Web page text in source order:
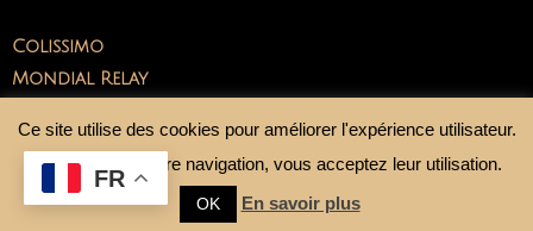
Colissimo
Mondial Relay
Ce site utilise des cookies pour améliorer l'expérience utilisateur.
En continuant votre navigation, vous acceptez leur utilisation.
OK En savoir plus
FR